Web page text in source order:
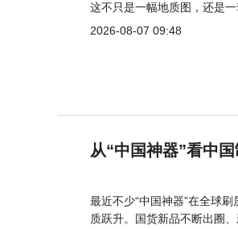
这不只是一幅地质图，还是一
2026-08-07 09:48
从“中国神器”看中
最近不少“中国神器”在全球
质跃升。国货新品不断出圈